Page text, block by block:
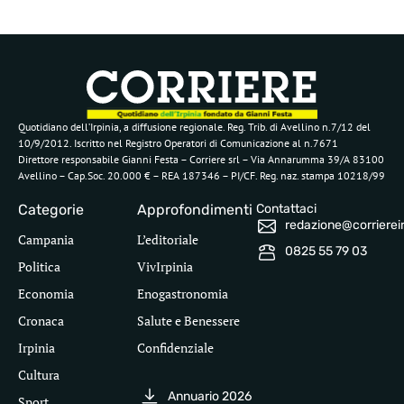
Quotidiano dell’Irpinia, a diffusione regionale. Reg. Trib. di Avellino n.7/12 del
10/9/2012. Iscritto nel Registro Operatori di Comunicazione al n.7671
Direttore responsabile Gianni Festa – Corriere srl – Via Annarumma 39/A 83100
Avellino – Cap.Soc. 20.000 € – REA 187346 – PI/CF. Reg. naz. stampa 10218/99
Categorie
Campania
Politica
Economia
Cronaca
Irpinia
Cultura
Approfondimenti
L’editoriale
VivIrpinia
Enogastronomia
Salute e Benessere
Confidenziale
Annuario 2026
Contattaci
0825 55 79 03